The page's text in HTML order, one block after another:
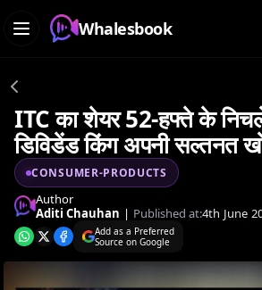
Whalesbook
ITC का शेयर 52-हफ्ते के
डिविडेंड किंग अपनी सल्तनत
CONSUMER-PRODUCTS
Author
Aditi Chauhan | Published at:4th June
Add as a Preferred
Source on Google